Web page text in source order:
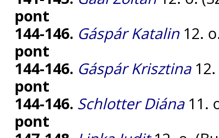
pont
144-146. Gáspár Katalin12.
pont
144-146. Gáspár Krisztina12.
pont
144-146. Schlotter Diána11.
pont